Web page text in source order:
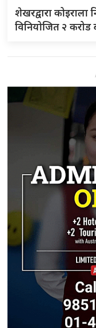
शेखरद्वारा कोइराला
विनियोजित २